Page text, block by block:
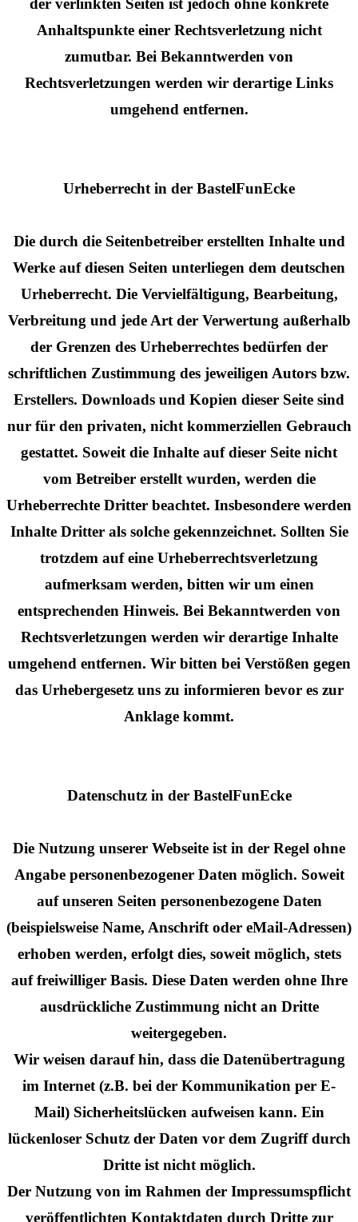
Anhaltspunkte einer Rechtsverletzung nicht
zumutbar. Bei Bekanntwerden von
Rechtsverletzungen werden wir derartige Links
umgehend entfernen.
Urheberrecht in der BastelFunEcke
Die durch die Seitenbetreiber erstellten Inhalte und
Werke auf diesen Seiten unterliegen dem deutschen
Urheberrecht. Die Vervielfältigung, Bearbeitung,
Verbreitung und jede Art der Verwertung außerhalb
der Grenzen des Urheberrechtes bedürfen der
schriftlichen Zustimmung des jeweiligen Autors bzw.
Erstellers. Downloads und Kopien dieser Seite sind
nur für den privaten, nicht kommerziellen Gebrauch
gestattet. Soweit die Inhalte auf dieser Seite nicht
vom Betreiber erstellt wurden, werden die
Urheberrechte Dritter beachtet. Insbesondere werden
Inhalte Dritter als solche gekennzeichnet. Sollten Sie
trotzdem auf eine Urheberrechtsverletzung
aufmerksam werden, bitten wir um einen
entsprechenden Hinweis. Bei Bekanntwerden von
Rechtsverletzungen werden wir derartige Inhalte
umgehend entfernen. Wir bitten bei Verstößen gegen
das Urhebergesetz uns zu informieren bevor es zur
Anklage kommt.
Datenschutz in der BastelFunEcke
Die Nutzung unserer Webseite ist in der Regel ohne
Angabe personenbezogener Daten möglich. Soweit
auf unseren Seiten personenbezogene Daten
(beispielsweise Name, Anschrift oder eMail-Adressen)
erhoben werden, erfolgt dies, soweit möglich, stets
auf freiwilliger Basis. Diese Daten werden ohne Ihre
ausdrückliche Zustimmung nicht an Dritte
weitergegeben.
Wir weisen darauf hin, dass die Datenübertragung
im Internet (z.B. bei der Kommunikation per E-
Mail) Sicherheitslücken aufweisen kann. Ein
lückenloser Schutz der Daten vor dem Zugriff durch
Dritte ist nicht möglich.
Der Nutzung von im Rahmen der Impressumspflicht
veröffentlichten Kontaktdaten durch Dritte zur